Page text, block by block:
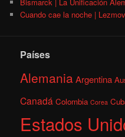
Cuando cae la noche |
Países
AlemaniaArgentina
Canadá Colombia Corea
Estados